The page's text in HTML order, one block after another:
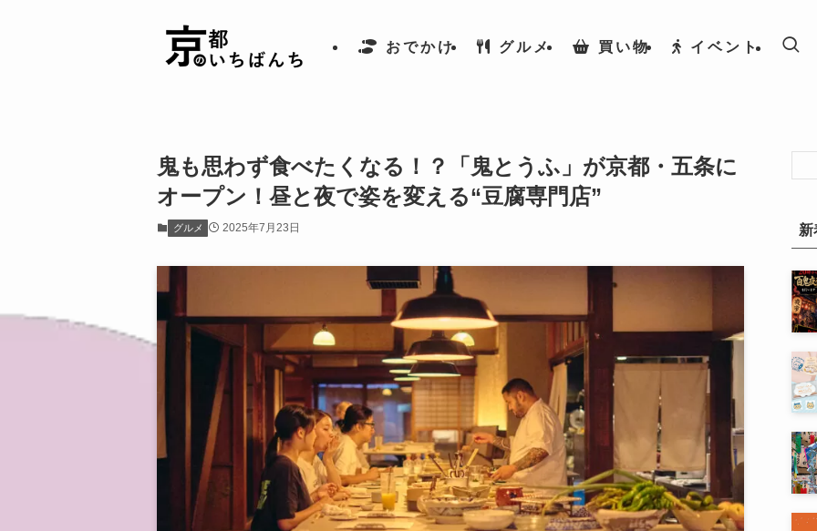
おでかけ グルメ 買い物 イベント
鬼も思わず食べたくなる！？「鬼とうふ」が京都・五条に
オープン！昼と夜で姿を変える“豆腐専門店”
グルメ 2025年7月23日